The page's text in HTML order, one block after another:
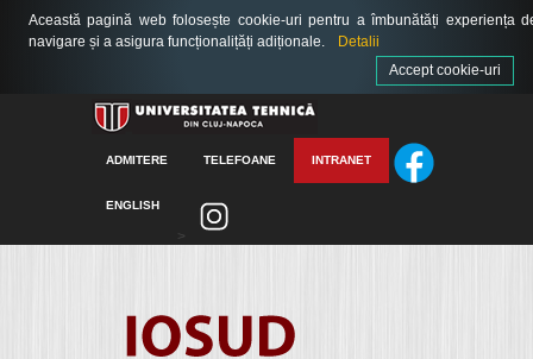
ADMITERE TELEFOANE INTRANET
ENGLISH
>
Această pagină web folosește cookie-uri pentru a îmbunătăți experiența
navigare și a asigura funcționalițăți adiționale.
Detalii
Accept cookie-uri